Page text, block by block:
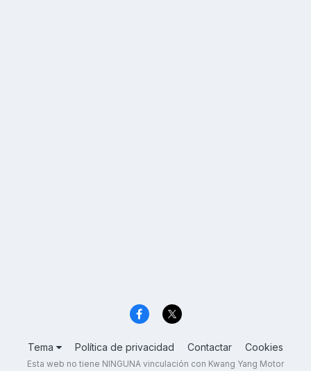
Tema Política de privacidad Contactar Cookies
Esta web no tiene NINGUNA vinculación con Kwang Yang Motor